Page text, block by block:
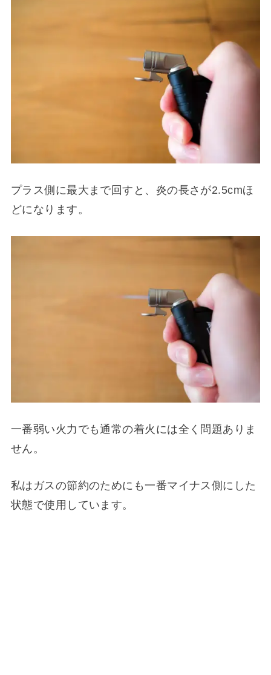
プラス側に最大まで回すと、炎の長さが2.5cmほ
どになります。
一番弱い火力でも通常の着火には全く問題ありま
せん。
私はガスの節約のためにも一番マイナス側にした
状態で使用しています。